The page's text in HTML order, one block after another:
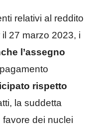
relativi al reddito
27 marzo 2023, i
l’assegno
rispetto
la suddetta
dei nuclei